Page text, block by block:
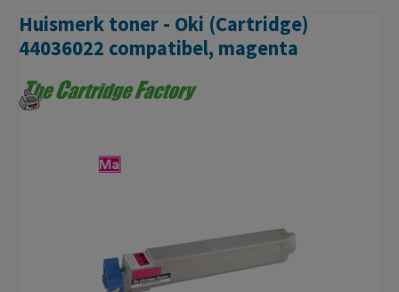
Huismerk toner - Oki (Cartridge)
44036022 compatibel, magenta
Afbeeldingengalerij overslaan